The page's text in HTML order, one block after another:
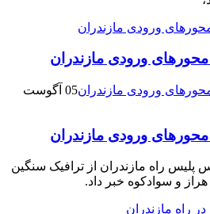
ورودی مازندران
05 آگوست
ورودی مازندران
پلیس راه مازندران از ترافیک سنگین
و سوادکوه خبر داد.